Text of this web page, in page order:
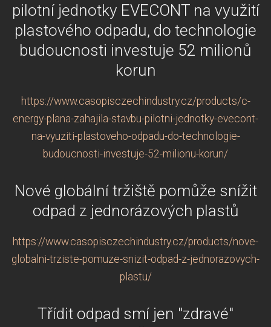
pilotní jednotky EVECONT na využití
plastového odpadu, do technologie
budoucnosti investuje 52 milionů
korun
https://www.casopisczechindustry.cz/products/c-
energy-plana-zahajila-stavbu-pilotni-jednotky-evecont-
na-vyuziti-plastoveho-odpadu-do-technologie-
budoucnosti-investuje-52-milionu-korun/
Nové globální tržiště pomůže snížit
odpad z jednorázových plastů
https://www.casopisczechindustry.cz/products/nove-
globalni-trziste-pomuze-snizit-odpad-z-jednorazovych-
plastu/
Třídit odpad smí jen "zdravé"